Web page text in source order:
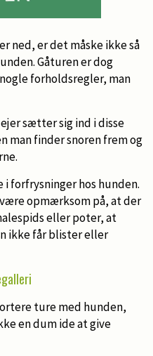
ned, er det måske ikke så
Gåturen er dog
forholdsregler, man
sætter sig ind i disse
man finder snoren frem og
forfrysninger hos hunden.
opmærksom på, at der
eller poter, at
ikke får blister eller
ture med hunden,
en dum ide at give